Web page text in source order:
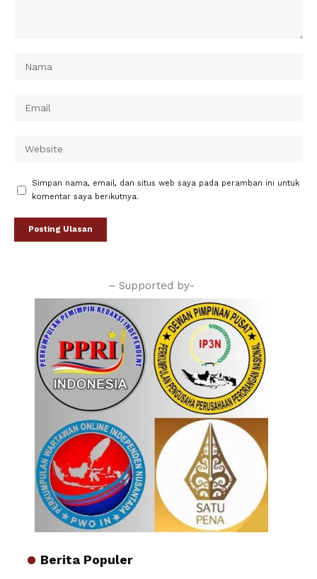
Simpan nama, email, dan situs web saya pada peramban ini untuk
komentar saya berikutnya.
– Supported by-
Berita Populer